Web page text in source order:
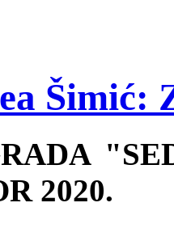
Šimić:
2020.